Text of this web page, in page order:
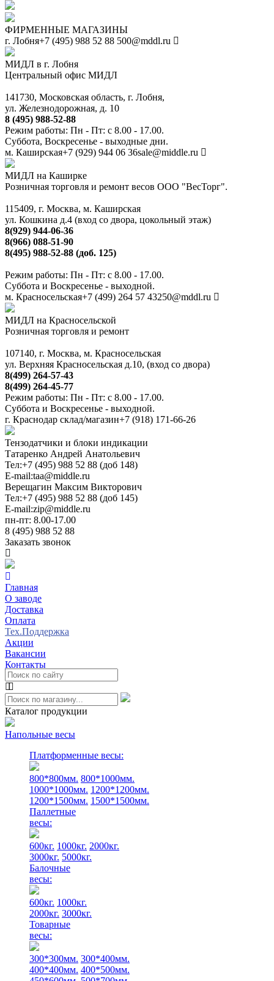
ФИРМЕННЫЕ МАГАЗИНЫ
г. Лобня+7 (495) 988 52 88 500@mddl.ru
МИДЛ в г. Лобня
Центральный офис МИДЛ
141730, Московская область, г. Лобня,
ул. Железнодорожная, д. 10
8 (495) 988-52-88
Режим работы: Пн - Пт: с 8.00 - 17.00.
Суббота, Воскресенье - выходные дни.
м. Каширская+7 (929) 944 06 36sale@middle.ru
МИДЛ на Каширке
Розничная торговля и ремонт весов ООО "ВесТорг".
115409, г. Москва, м. Каширская
ул. Кошкина д.4 (вход со двора, цокольный этаж)
8(929) 944-06-36
8(966) 088-51-90
8(495) 988-52-88 (доб. 125)
Режим работы: Пн - Пт: с 8.00 - 17.00.
Суббота и Воскресенье - выходной.
м. Красносельская+7 (499) 264 57 43250@mddl.ru
МИДЛ на Красносельской
Розничная торговля и ремонт
107140, г. Москва, м. Красносельская
ул. Верхняя Красносельская д.10, (вход со двора)
8(499) 264-57-43
8(499) 264-45-77
Режим работы: Пн - Пт: с 8.00 - 17.00.
Суббота и Воскресенье - выходной.
г. Краснодар склад/магазин+7 (918) 171-66-26
Тензодатчики и блоки индикации
Татаренко Андрей Анатольевич
Тел:+7 (495) 988 52 88 (доб 148)
E-mail:taa@middle.ru
Верещагин Максим Викторович
Тел:+7 (495) 988 52 88 (доб 145)
E-mail:zip@middle.ru
пн-пт: 8.00-17.00
8 (495) 988 52 88
Заказать звонок
Главная
О заводе
Доставка
Оплата
Тех.Поддержка
Акции
Вакансии
Контакты
Каталог продукции
Напольные весы
Платформенные весы:
800*800мм. 800*1000мм.
1000*1000мм. 1200*1200мм.
1200*1500мм. 1500*1500мм.
Паллетные
весы:
600кг. 1000кг. 2000кг.
3000кг. 5000кг.
Балочные
весы:
600кг. 1000кг.
2000кг. 3000кг.
Товарные
весы:
300*300мм. 300*400мм.
400*400мм. 400*500мм.